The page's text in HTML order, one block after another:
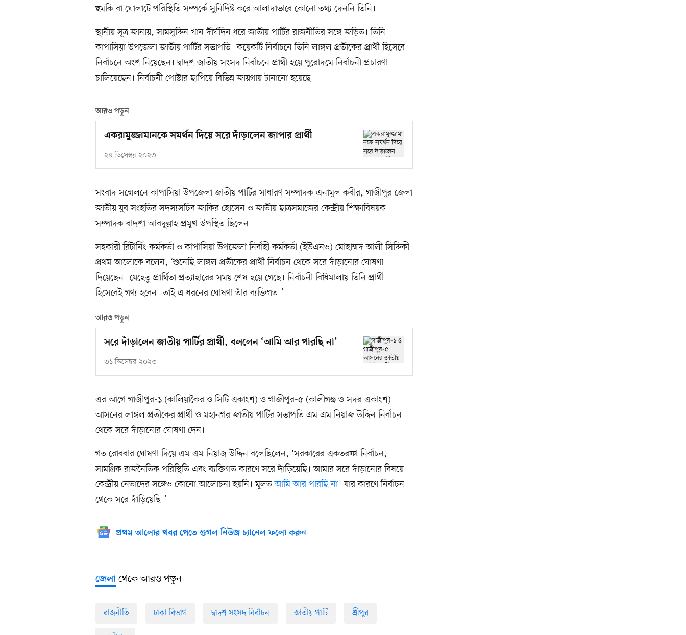
হুমকি বা ঘোলাটে পরিস্থিতি সম্পর্কে সুনির্দিষ্ট করে আলাদাভাবে কোনো তথ্য দেননি তিনি।
স্থানীয় সূত্র জানায়, সামসুদ্দিন খান দীর্ঘদিন ধরে জাতীয় পার্টির রাজনীতির সঙ্গে জড়িত। তিনি
কাপাসিয়া উপজেলা জাতীয় পার্টির সভাপতি। কয়েকটি নির্বাচনে তিনি লাঙ্গল প্রতীকের প্রার্থী হিসেবে
নির্বাচনে অংশ নিয়েছেন। দ্বাদশ জাতীয় সংসদ নির্বাচনে প্রার্থী হয়ে পুরোদমে নির্বাচনী প্রচারণা
চালিয়েছেন। নির্বাচনী পোস্টার ছাপিয়ে বিভিন্ন জায়গায় টানানো হয়েছে।
আরও পড়ুন
একরামুজ্জামানকে সমর্থন দিয়ে সরে দাঁড়ালেন জাপার প্রার্থী
২৪ ডিসেম্বর ২০২৩
সংবাদ সম্মেলনে কাপাসিয়া উপজেলা জাতীয় পার্টির সাধারণ সম্পাদক এনামুল কবীর, গাজীপুর জেলা
জাতীয় যুব সংহতির সদস্যসচিব জাকির হোসেন ও জাতীয় ছাত্রসমাজের কেন্দ্রীয় শিক্ষাবিষয়ক
সম্পাদক বাদশা আবদুল্লাহ প্রমুখ উপস্থিত ছিলেন।
সহকারী রিটার্নিং কর্মকর্তা ও কাপাসিয়া উপজেলা নির্বাহী কর্মকর্তা (ইউএনও) মোহাম্মদ আলী সিদ্দিকী
প্রথম আলোকে বলেন, ‘শুনেছি লাঙ্গল প্রতীকের প্রার্থী নির্বাচন থেকে সরে দাঁড়ানোর ঘোষণা
দিয়েছেন। যেহেতু প্রার্থিতা প্রত্যাহারের সময় শেষ হয়ে গেছে। নির্বাচনী বিধিমালায় তিনি প্রার্থী
হিসেবেই গণ্য হবেন। তাই এ ধরনের ঘোষণা তাঁর ব্যক্তিগত।’
আরও পড়ুন
সরে দাঁড়ালেন জাতীয় পার্টির প্রার্থী, বললেন ‘আমি আর পারছি না’
৩১ ডিসেম্বর ২০২৩
এর আগে গাজীপুর-১ (কালিয়াকৈর ও সিটি একাংশ) ও গাজীপুর-৫ (কালীগঞ্জ ও সদর একাংশ)
আসনের লাঙ্গল প্রতীকের প্রার্থী ও মহানগর জাতীয় পার্টির সভাপতি এম এম নিয়াজ উদ্দিন নির্বাচন
থেকে সরে দাঁড়ানোর ঘোষণা দেন।
গত রোববার ঘোষণা দিয়ে এম এম নিয়াজ উদ্দিন বলেছিলেন, ‘সরকারের একতরফা নির্বাচন,
সামগ্রিক রাজনৈতিক পরিস্থিতি এবং ব্যক্তিগত কারণে সরে দাঁড়িয়েছি। আমার সরে দাঁড়ানোর বিষয়ে
কেন্দ্রীয় নেতাদের সঙ্গেও কোনো আলোচনা হয়নি। মূলতআমি আর পারছি না। যার কারণে নির্বাচন
থেকে সরে দাঁড়িয়েছি।’
প্রথম আলোর খবর পেতে গুগল নিউজ চ্যানেল ফলো করুন
জেলা থেকে আরও পড়ুন
রাজনীতি ঢাকা বিভাগ দ্বাদশ সংসদ নির্বাচন জাতীয় পার্টি শ্রীপুর